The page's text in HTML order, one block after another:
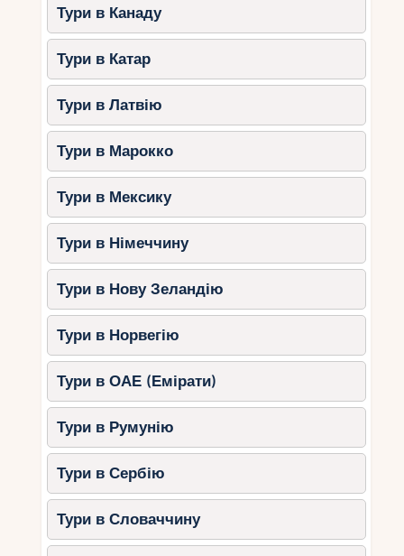
Тури в Канаду
Тури в Катар
Тури в Латвію
Тури в Марокко
Тури в Мексику
Тури в Німеччину
Тури в Нову Зеландію
Тури в Норвегію
Тури в ОАЕ (Емірати)
Тури в Румунію
Тури в Сербію
Тури в Словаччину